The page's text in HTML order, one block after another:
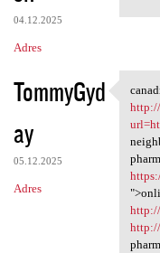
04.12.2025
Adres
TommyGyd
ay
05.12.2025
Adres
http://